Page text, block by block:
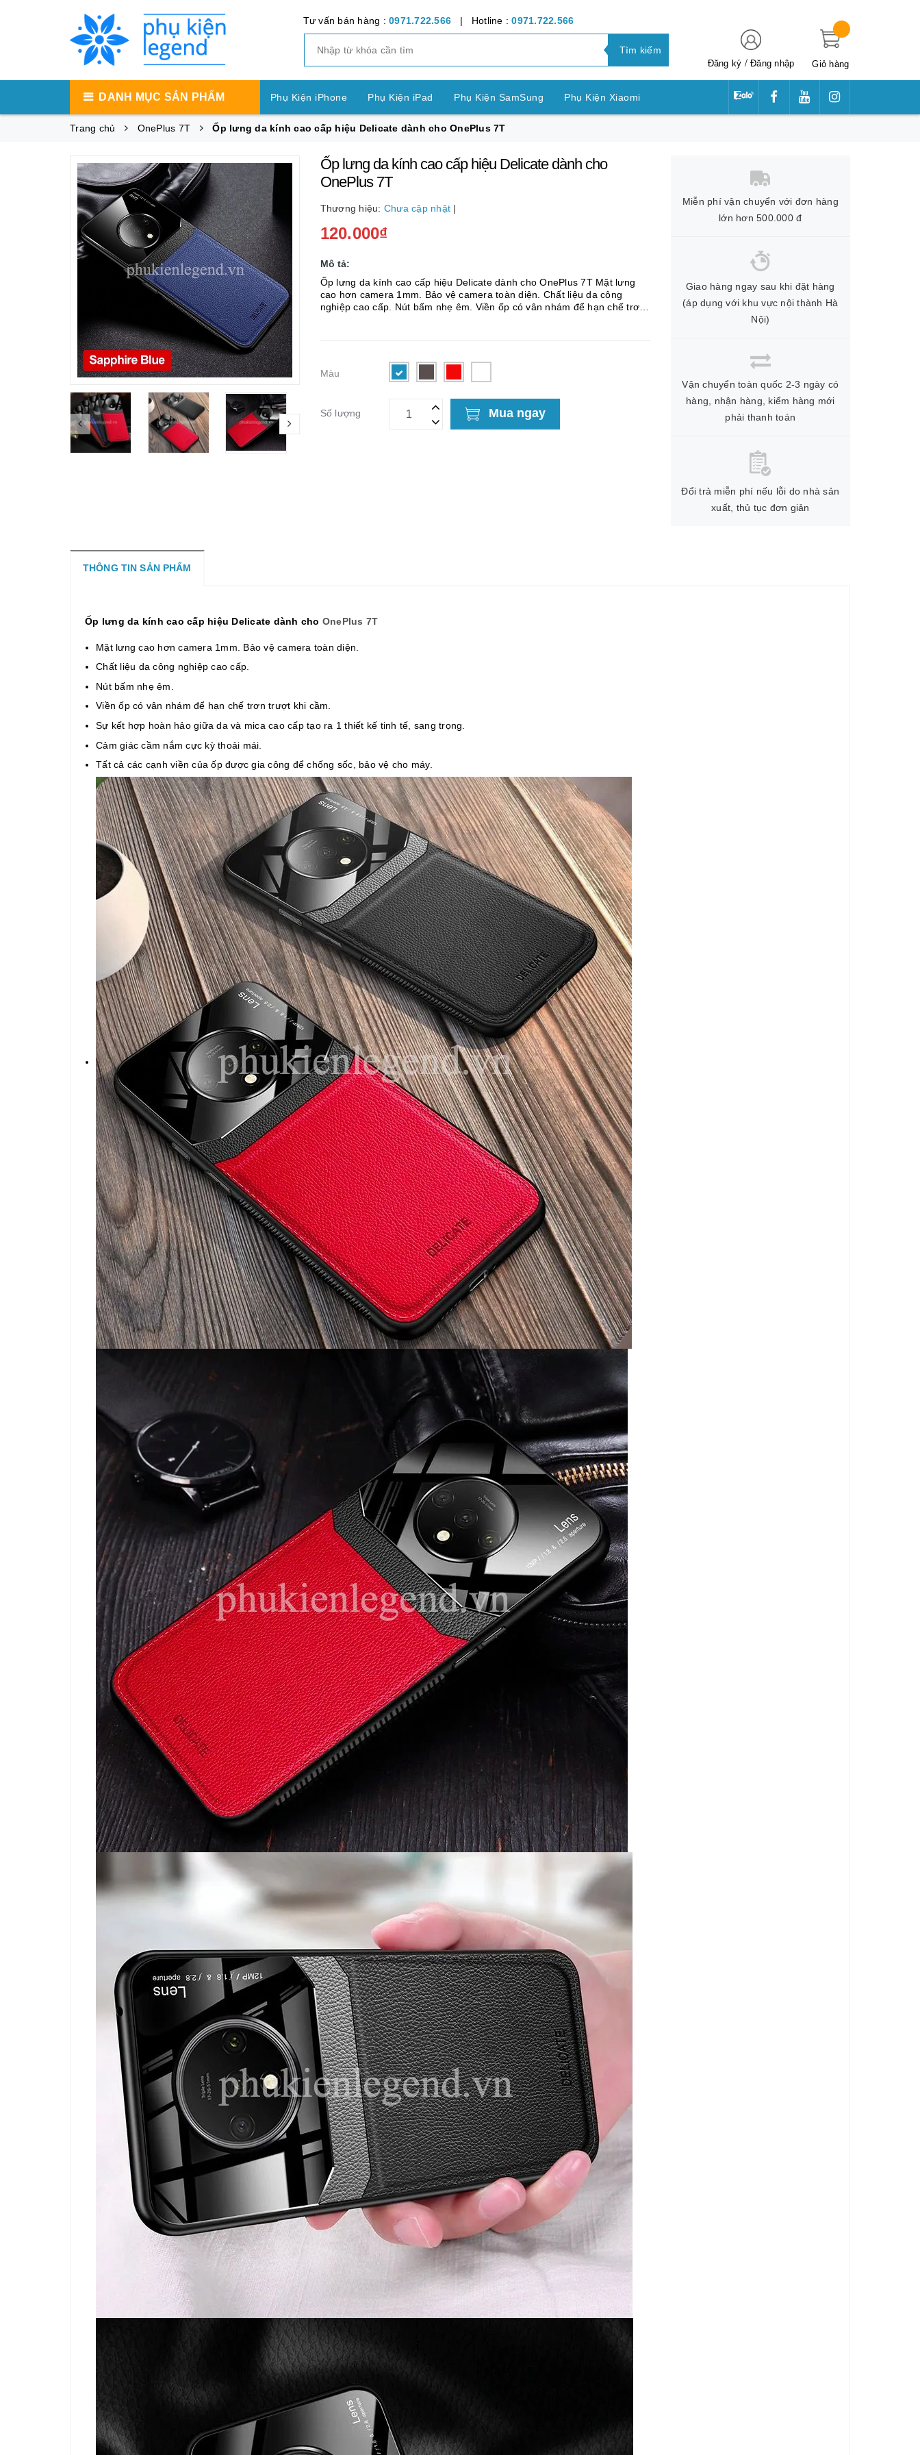
Tư vấn bán hàng : 0971.722.566 | Hotline :0971.722.566
Tìm kiếm
Đăng ký /Đăng nhập Giỏ hàng
DANH MỤC SẢN PHẨM Phụ Kiện iPhone Phụ Kiện iPad Phụ Kiện SamSung Phụ Kiện Xiaomi
Phụ Kiện OPPO Phụ Kiện Vivo Phụ Kiện Realme
Phụ Kiện LG Phụ Kiện Nokia Phụ Kiện Sony
Máy Tính Bảng SamSung
Phụ Kiện Apple Watch
Trang chủ OnePlus 7T Ốp lưng da kính cao cấp hiệu Delicate dành cho OnePlus 7T
Ốp lưng da kính cao cấp hiệu Delicate dành cho
OnePlus 7T
Thương hiệu: Chưa cập nhật |
120.000₫
Mô tả:
Ốp lưng da kính cao cấp hiệu Delicate dành cho OnePlus 7T Mặt lưng
cao hơn camera 1mm. Bảo vệ camera toàn diện. Chất liệu da công
nghiệp cao cấp. Nút bấm nhẹ êm. Viền ốp có vân nhám để hạn chế trơn
Màu
Số lượng Mua ngay
Miễn phí vận chuyển với đơn hàng
lớn hơn 500.000 đ
Giao hàng ngay sau khi đặt hàng
(áp dụng với khu vực nội thành Hà
Nội)
Vận chuyển toàn quốc 2-3 ngày có
hàng, nhận hàng, kiểm hàng mới
phải thanh toán
Đổi trả miễn phí nếu lỗi do nhà sản
xuất, thủ tục đơn giản
THÔNG TIN SẢN PHẨM
Ốp lưng da kính cao cấp hiệu Delicate dành cho OnePlus 7T
Mặt lưng cao hơn camera 1mm. Bảo vệ camera toàn diện.
Chất liệu da công nghiệp cao cấp.
Nút bấm nhẹ êm.
Viền ốp có vân nhám để hạn chế trơn trượt khi cầm.
Sự kết hợp hoàn hảo giữa da và mica cao cấp tạo ra 1 thiết kế tinh tế, sang trọng.
Cảm giác cầm nắm cực kỳ thoải mái.
Tất cả các cạnh viền của ốp được gia công để chống sốc, bảo vệ cho máy.